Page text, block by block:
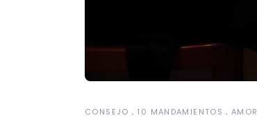
CONSEJO 10 MANDAMIENTOS AMOR